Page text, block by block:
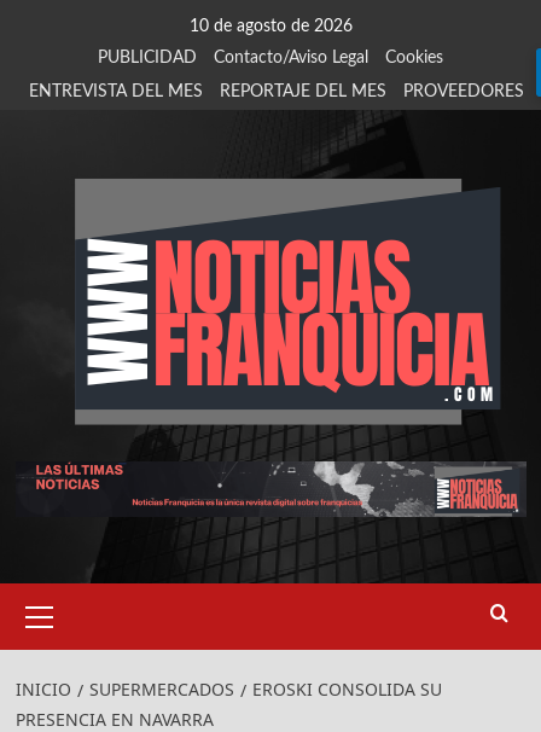
10 de agosto de 2026
PUBLICIDAD
Contacto/Aviso Legal
Cookies
ENTREVISTA DEL MES
REPORTAJE DEL MES PROVEEDORES
primario
INICIO SUPERMERCADOS
EROSKI CONSOLIDA SU
PRESENCIA EN NAVARRA